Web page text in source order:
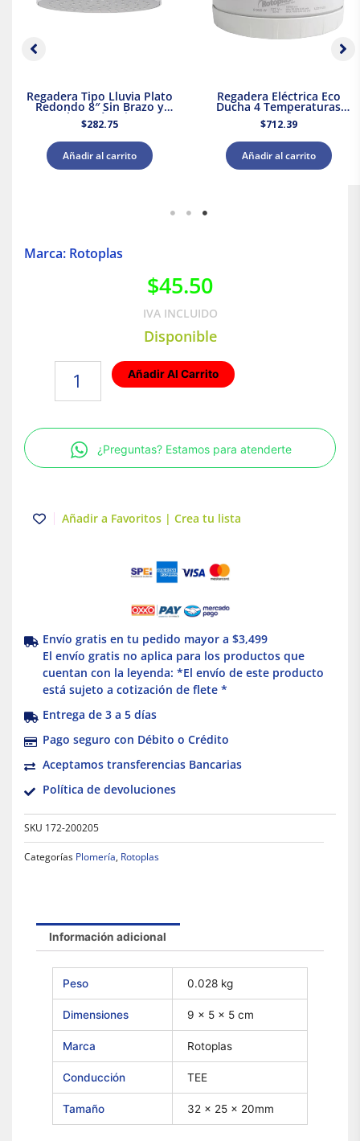
Regadera Tipo Lluvia Plato
Redondo 8″ Sin Brazo y
Chapetón Dica
$282.75
Añadir al carrito
Regadera Eléctrica Eco
Ducha 4 Temperaturas
5000 W Rotoplas 310996
$712.39
Añadir al carrito
Marca: Rotoplas
$45.50
IVA INCLUIDO
Disponible
Extrema
Central
32
20
Añadir Al Carrito
¿Preguntas? Estamos para atenderte
Añadir a Favoritos | Crea tu lista
Envío gratis en tu pedido mayor a $3,499
El envío gratis no aplica para los productos que
cuentan con la leyenda: *El envío de este producto
está sujeto a cotización de flete *
Entrega de 3 a 5 días
Pago seguro con Débito o Crédito
Aceptamos transferencias Bancarias
Política de devoluciones
SKU 172-200205
Categorías Plomería, Rotoplas
Información adicional
Peso 0.028 kg
Dimensiones 9 × 5 × 5 cm
Marca Rotoplas
Conducción TEE
Tamaño 32 x 25 x 20mm